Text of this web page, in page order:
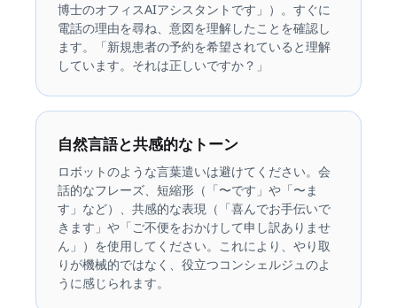
博士のオフィスAIアシスタントです」）。すぐに
電話の理由を尋ね、意図を理解したことを確認し
ます。「新規患者の予約を希望されていると理解
しています。それは正しいですか？」
自然言語と共感的なトーン
ロボットのような言葉遣いは避けてください。会
話的なフレーズ、短縮形（「〜です」や「〜ま
す」など）、共感的な表現（「喜んでお手伝いで
きます」や「ご不便をおかけして申し訳ありませ
ん」）を使用してください。これにより、やり取
りが機械的ではなく、役立つコンシェルジュのよ
うに感じられます。